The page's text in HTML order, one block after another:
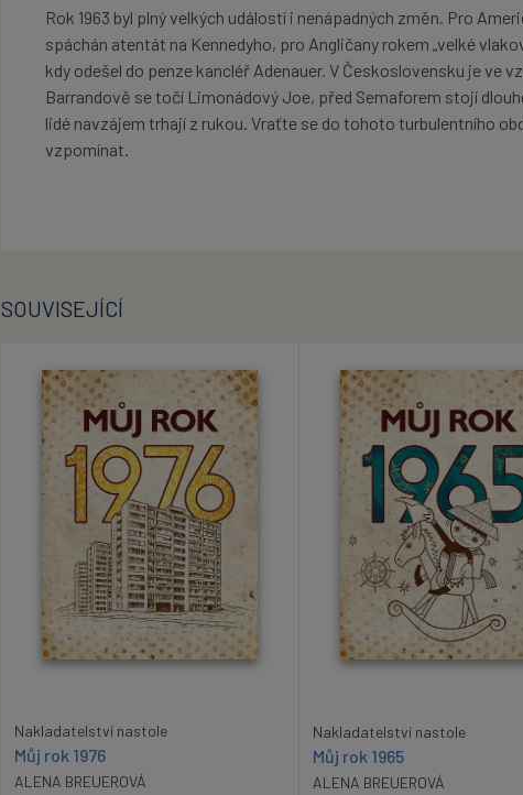
Rok 1963 byl plný velkých událostí i nenápadných změn. Pro
spáchán atentát na Kennedyho, pro Angličany rokem „velké
kdy odešel do penze kancléř Adenauer. V Československu je ve
Barrandově se točí Limonádový Joe, před Semaforem stojí
lidé navzájem trhají z rukou. Vraťte se do tohoto turbulentního
vzpomínat.
SOUVISEJÍCÍ
Nakladatelství nastole
Můj rok 1976
ALENA BREUEROVÁ
Nakladatelství nastole
Můj rok 1965
ALENA BREUEROVÁ